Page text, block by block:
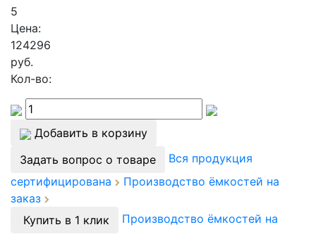
5
Цена:
124296
руб.
Кол-во:
Добавить в корзину
Задать вопрос о товаре
Вся продукция
сертифицирована
Производство ёмкостей на
заказ
Купить в 1 клик
Производство ёмкостей на